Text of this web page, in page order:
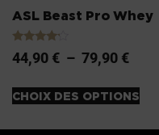
ASL Beast Pro Whey
Note
4.00
44,90 € – 79,90 €
CHOIX DES OPTIONS